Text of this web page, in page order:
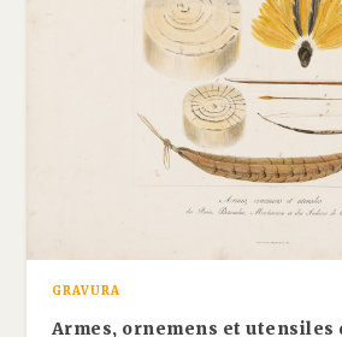
GRAVURA
Armes, ornemens et utensiles